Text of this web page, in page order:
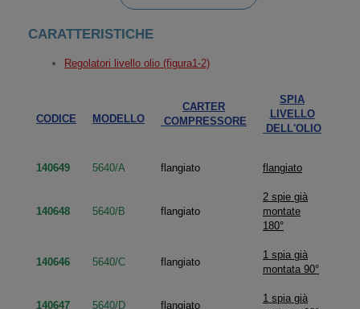
CARATTERISTICHE
Regolatori livello olio (figura1-2)
CODICE MODELLO
CARTER
COMPRESSORE
SPIA
LIVELLO
DELL'OLIO
140649 5640/A flangiato flangiato
140648 5640/B flangiato
2 spie già
montate
180°
140646 5640/C flangiato
1 spia già
montata 90°
140647 5640/D flangiato
1 spia già